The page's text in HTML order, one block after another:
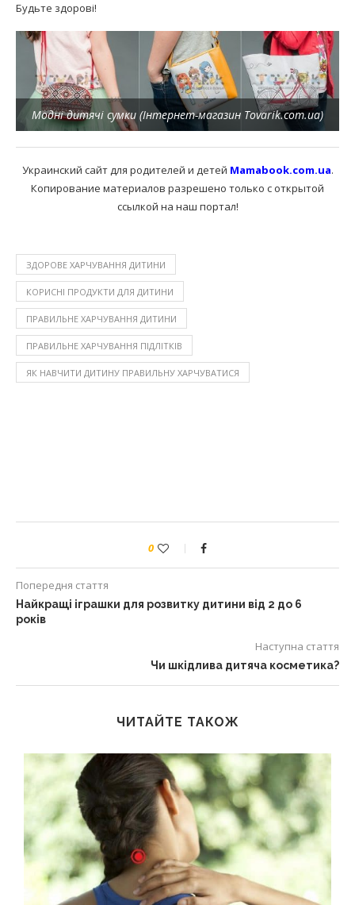
Будьте здорові!
Модні дитячі сумки (Інтернет-магазин Tovarik.com.ua)
Украинский сайт для родителей и детей Mamabook.com.ua.
Копирование материалов разрешено только с открытой
ссылкой на наш портал!
ЗДОРОВЕ ХАРЧУВАННЯ ДИТИНИ
КОРИСНІ ПРОДУКТИ ДЛЯ ДИТИНИ
ПРАВИЛЬНЕ ХАРЧУВАННЯ ДИТИНИ
ПРАВИЛЬНЕ ХАРЧУВАННЯ ПІДЛІТКІВ
ЯК НАВЧИТИ ДИТИНУ ПРАВИЛЬНУ ХАРЧУВАТИСЯ
0
Попередня стаття
Найкращі іграшки для розвитку дитини від 2 до 6
років
Наступна стаття
Чи шкідлива дитяча косметика?
ЧИТАЙТЕ ТАКОЖ